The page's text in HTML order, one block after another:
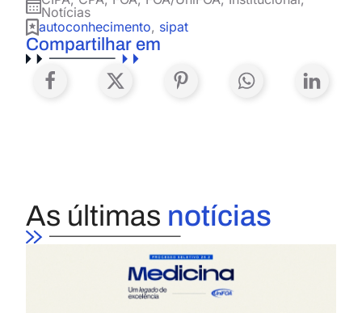
Notícias
autoconhecimento, sipat
Compartilhar em
As últimas notícias